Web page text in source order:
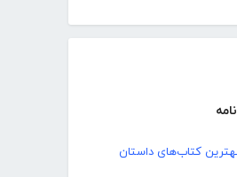
بهترین کتاب‌های داستان